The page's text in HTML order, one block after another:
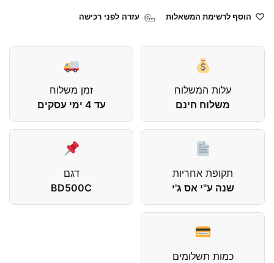
הוסף לרשימת המשאלות עזרה לפני רכישה
עלות המשלוח
משלוח חינם
זמן משלוח
עד 4 ימי עסקים
תקופת אחריות
שנה ע"י אס ג'י
דגם
BD500C
כמות תשלומים